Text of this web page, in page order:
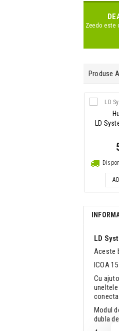
Zeedo este
Produse
LD
LD
Aceste
ICOA
Cu
Modul
dubla